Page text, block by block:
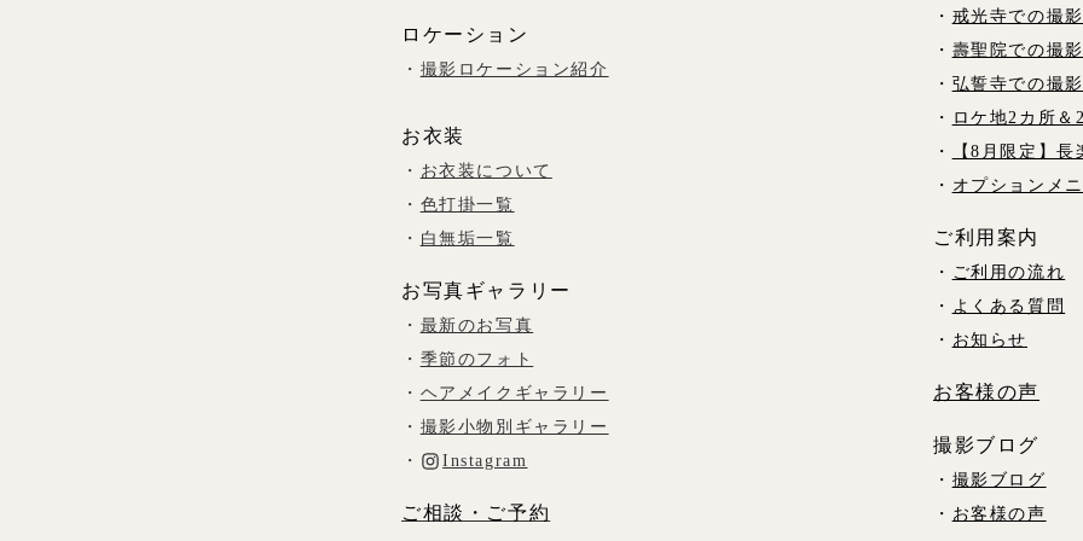
ロケーション
・ 撮影ロケーション紹介
お衣装
・ お衣装について
・ 色打掛一覧
・ 白無垢一覧
お写真ギャラリー
・ 最新のお写真
・ 季節のフォト
・ ヘアメイクギャラリー
・ 撮影小物別ギャラリー
・
Instagram
ご相談・ご予約
・ 戒光寺での撮影
・ 壽聖院での撮影
・ 弘誓寺での撮影
・ ロケ地2カ所＆
・
【8月限定】
・ オプションメ
ご利用案内
・ ご利用の流れ
・ よくある質問
・ お知らせ
お客様の声
撮影ブログ
・ 撮影ブログ
・ お客様の声